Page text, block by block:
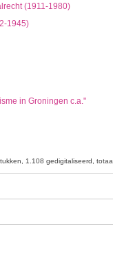
(1911-1980)
1945)
in Groningen c.a."
1.108 gedigitaliseerd